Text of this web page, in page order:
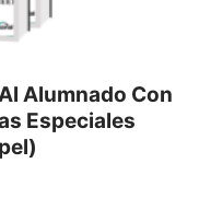
Alumnado Con
Especiales